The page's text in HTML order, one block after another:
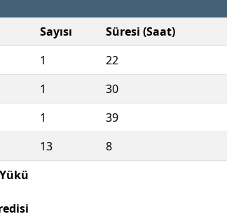
Sayısı Süresi (Saat)
1 22
1 30
1 39
13 8